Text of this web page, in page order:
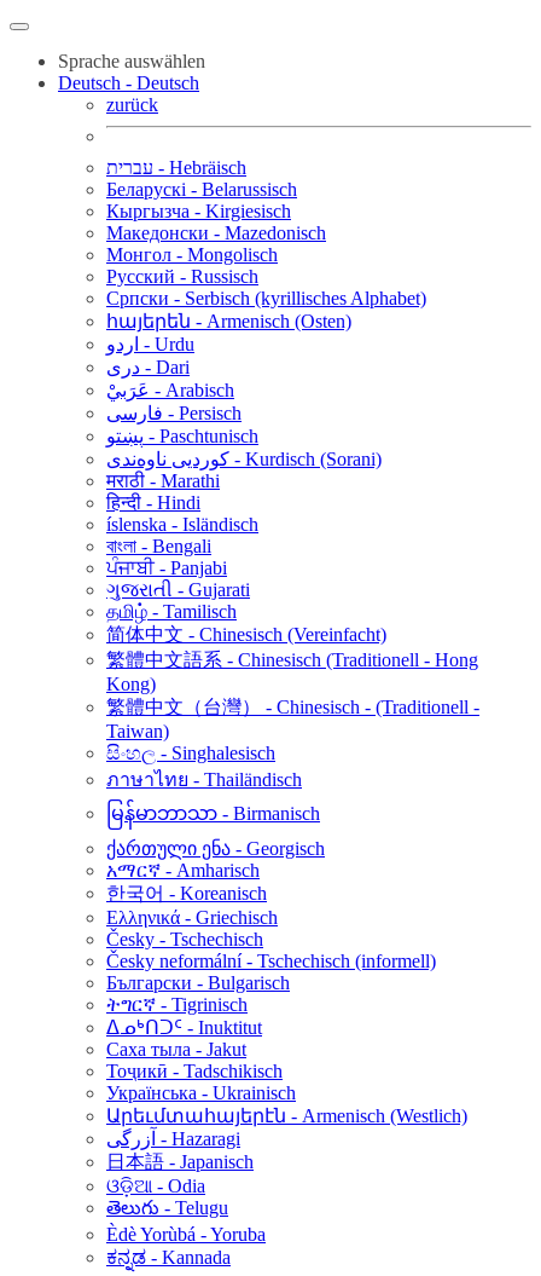
Sprache auswählen
Deutsch - Deutsch
zurück
עברית - Hebräisch
Беларускі - Belarussisch
Кыргызча - Kirgiesisch
Македонски - Mazedonisch
Монгол - Mongolisch
Русский - Russisch
Српски - Serbisch (kyrillisches Alphabet)
հայերեն - Armenisch (Osten)
اردو - Urdu
دری - Dari
عَرَبيْ - Arabisch
فارسی - Persisch
پښتو - Paschtunisch
کوردیی ناوەندی - Kurdisch (Sorani)
मराठी - Marathi
हिन्दी - Hindi
íslenska - Isländisch
বাংলা - Bengali
ਪੰਜਾਬੀ - Panjabi
ગુજરાતી - Gujarati
தமிழ் - Tamilisch
简体中文 - Chinesisch (Vereinfacht)
繁體中文語系 - Chinesisch (Traditionell - Hong
Kong)
繁體中文（台灣） - Chinesisch - (Traditionell -
Taiwan)
සිංහල - Singhalesisch
ภาษาไทย - Thailändisch
မြန်မာဘာသာ - Birmanisch
ქართული ენა - Georgisch
አማርኛ - Amharisch
한국어 - Koreanisch
Ελληνικά - Griechisch
Česky - Tschechisch
Česky neformální - Tschechisch (informell)
Български - Bulgarisch
ትግርኛ - Tigrinisch
ᐃᓄᒃᑎᑐᑦ - Inuktitut
Саха тыла - Jakut
Тоҷикӣ - Tadschikisch
Українська - Ukrainisch
Արեւմտահայերէն - Armenisch (Westlich)
آزرگی - Hazaragi
日本語 - Japanisch
ଓଡ଼ିଆ - Odia
తెలుగు - Telugu
Èdè Yorùbá - Yoruba
ಕನ್ನಡ - Kannada